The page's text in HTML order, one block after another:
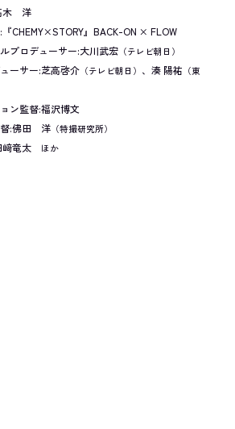
木 洋
『CHEMY×STORY』BACK-ON × FLOW
プロデューサー:大川武宏 （テレビ朝日）
ーサー:芝高啓介 （テレビ朝日） 、湊 陽祐 （東
ン監督:福沢博文
:佛田 洋 （特撮研究所）
﨑竜太 ほか